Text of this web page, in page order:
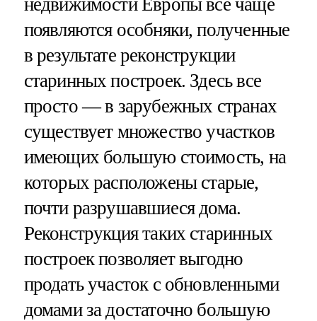
появляются особняки, полученные
в результате реконструкции
старинных построек. Здесь все
просто — в зарубежных странах
существует множество участков
имеющих большую стоимость, на
которых расположены старые,
почти разрушавшиеся дома.
Реконструкция таких старинных
построек позволяет выгодно
продать участок с обновленными
домами за достаточно большую